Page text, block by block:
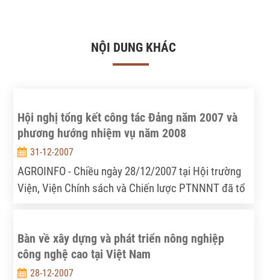
NỘI DUNG KHÁC
Hội nghị tổng kết công tác Đảng năm 2007 và
phương hướng nhiệm vụ năm 2008
31-12-2007
AGROINFO - Chiều ngày 28/12/2007 tại Hội trường
Viện, Viện Chính sách và Chiến lược PTNNNT đã tổ
Bàn về xây dựng và phát triển nông nghiệp
công nghệ cao tại Việt Nam
28-12-2007